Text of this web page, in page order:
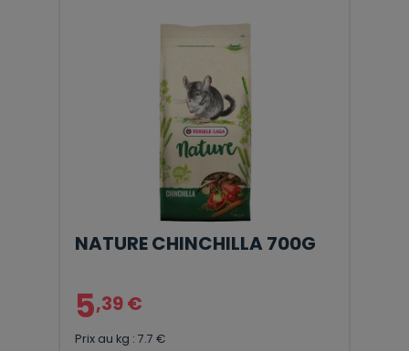
NATURE CHINCHILLA 700G
5,39 €
Prix au kg : 7.7 €